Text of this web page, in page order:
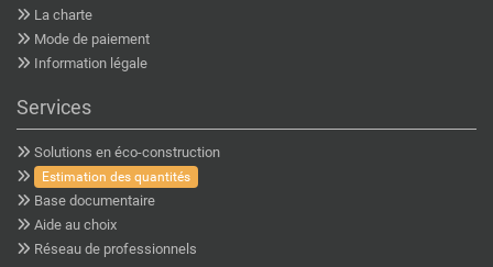
La charte
Mode de paiement
Information légale
Services
Solutions en éco-construction
Estimation des quantités
Base documentaire
Aide au choix
Réseau de professionnels